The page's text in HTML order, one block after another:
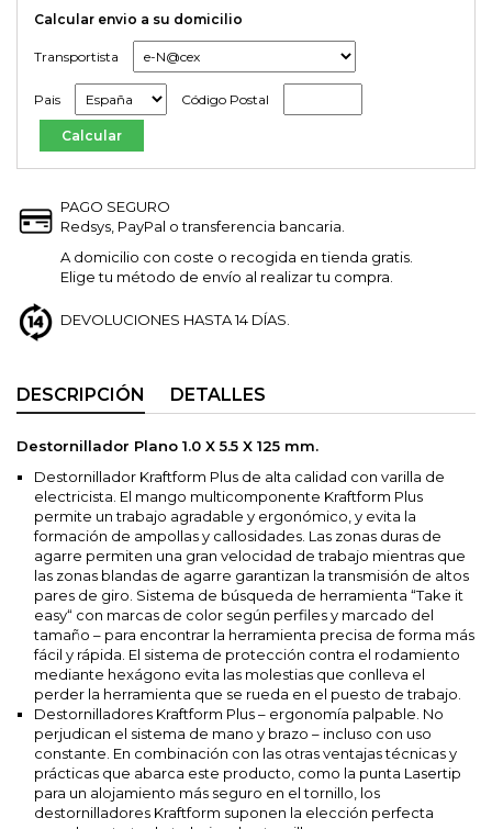
Calcular envio a su domicilio
Transportista
Pais Código Postal
PAGO SEGURO
Redsys, PayPal o transferencia bancaria.
A domicilio con coste o recogida en tienda gratis.
Elige tu método de envío al realizar tu compra.
DEVOLUCIONES HASTA 14 DÍAS.
DESCRIPCIÓN DETALLES
Destornillador Plano 1.0 X 5.5 X 125 mm.
Destornillador Kraftform Plus de alta calidad con varilla de
electricista. El mango multicomponente Kraftform Plus
permite un trabajo agradable y ergonómico, y evita la
formación de ampollas y callosidades. Las zonas duras de
agarre permiten una gran velocidad de trabajo mientras que
las zonas blandas de agarre garantizan la transmisión de altos
pares de giro. Sistema de búsqueda de herramienta “Take it
easy“ con marcas de color según perfiles y marcado del
tamaño – para encontrar la herramienta precisa de forma más
fácil y rápida. El sistema de protección contra el rodamiento
mediante hexágono evita las molestias que conlleva el
perder la herramienta que se rueda en el puesto de trabajo.
Destornilladores Kraftform Plus – ergonomía palpable. No
perjudican el sistema de mano y brazo – incluso con uso
constante. En combinación con las otras ventajas técnicas y
prácticas que abarca este producto, como la punta Lasertip
para un alojamiento más seguro en el tornillo, los
destornilladores Kraftform suponen la elección perfecta